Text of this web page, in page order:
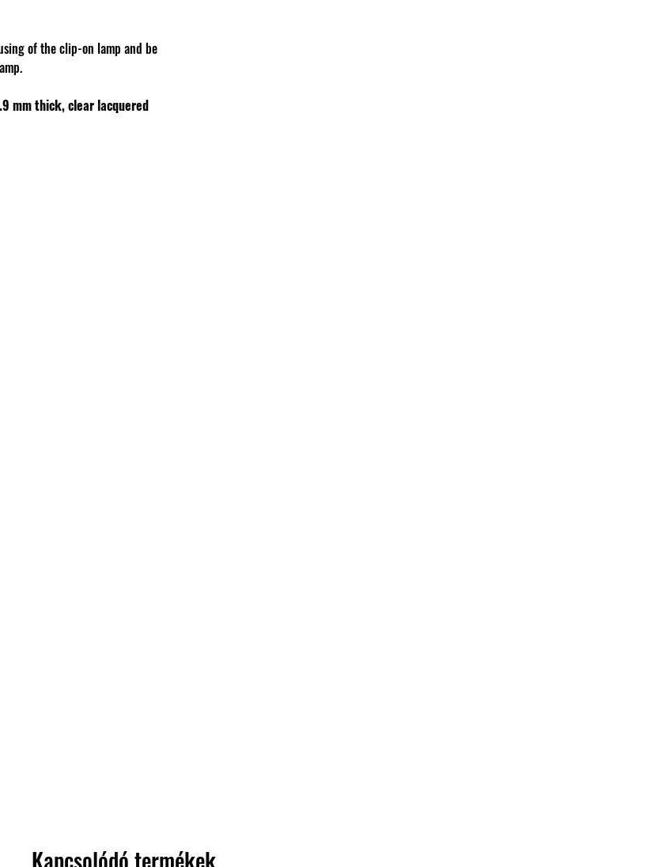
of the clip-on lamp and be
mm thick, clear lacquered
Kapcsolódó termékek